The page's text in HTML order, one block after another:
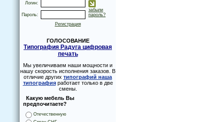
Логин:
Пароль:
забыли
пароль?
Регистрация
ГОЛОСОВАНИЕ
Типография Радуга цифровая
печать
Мы увеличиваем наши мощности и
нашу скорость исполнения заказов. В
отличие других типографий наша
типографияработает только в две
смены.
Какую мебель Вы
предпочитаете?
Отечественную